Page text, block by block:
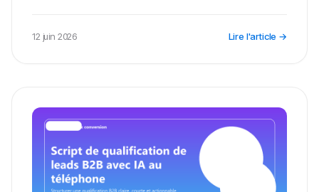
12 juin 2026 Lire l'article →